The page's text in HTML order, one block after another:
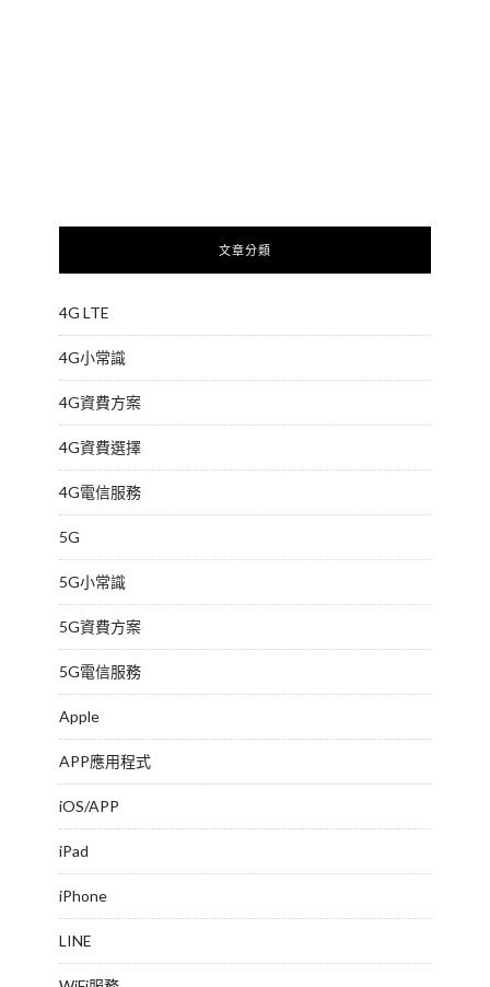
文章分類
4G LTE
4G小常識
4G資費方案
4G資費選擇
4G電信服務
5G
5G小常識
5G資費方案
5G電信服務
Apple
APP應用程式
iOS/APP
iPad
iPhone
LINE